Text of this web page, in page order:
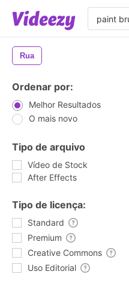
Rua
Ordenar por:
Melhor Resultados
O mais novo
Tipo de arquivo
Vídeo de Stock
After Effects
Tipo de licença:
Standard
Premium
Creative Commons
Uso Editorial